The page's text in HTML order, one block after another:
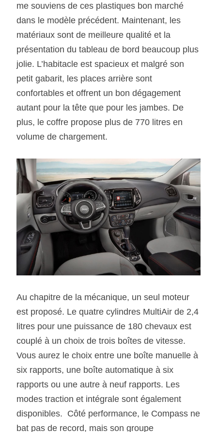
me souviens de ces plastiques bon marché
dans le modèle précédent. Maintenant, les
matériaux sont de meilleure qualité et la
présentation du tableau de bord beaucoup plus
jolie. L’habitacle est spacieux et malgré son
petit gabarit, les places arrière sont
confortables et offrent un bon dégagement
autant pour la tête que pour les jambes. De
plus, le coffre propose plus de 770 litres en
volume de chargement.
Au chapitre de la mécanique, un seul moteur
est proposé. Le quatre cylindres MultiAir de 2,4
litres pour une puissance de 180 chevaux est
couplé à un choix de trois boîtes de vitesse.
Vous aurez le choix entre une boîte manuelle à
six rapports, une boîte automatique à six
rapports ou une autre à neuf rapports. Les
modes traction et intégrale sont également
disponibles.  Côté performance, le Compass ne
bat pas de record, mais son groupe